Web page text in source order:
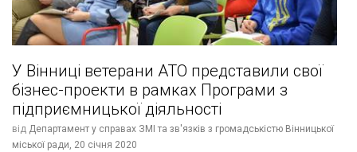
У Вінниці ветерани АТО представили свої
бізнес-проекти в рамках Програми з
підприємницької діяльності
від Департамент у справах ЗМІ та зв'язків з громадськістю Вінницької
міської ради, 20 січня 2020